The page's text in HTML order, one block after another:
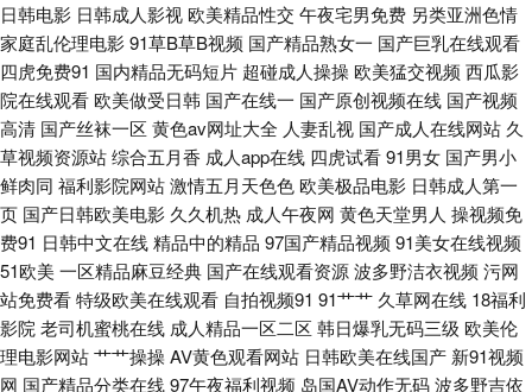
码 91网站入口免费 福利视频中文 麻豆五月久久 夜夜涩日韩好涩夜夜撸 91秦
先生视频系列 丁香六月亭亭 欧洲精品 91免费观看免 操逼漫画在线观看 久久
黄色视频网址 日韩精品人妻无码 91久久性爱网 不卡AV电影在线观看 久草福
利视频 久久亚洲熟妇中文字幕 亚洲先锋资源网 91免费国视频 www91福利视
频 精品丰满熟妇人妻一区 天堂色色网 91超碰在线视频 av成人导航影院 久久
香蕉影院 视频在线91 91成人福利在线视频 91午夜好看得电影网 黄天堂av
日韩视频中文字幕 69先锋资源 www97超碰人人干 韩日亚洲精品视频在线 三
日韩电影 日韩成人影视 欧美精品性交 午夜宅男免费 另类亚洲色情
家庭乱伦理电影91草B草B视频 国产精品熟女一 国产巨乳在线观看
四虎免费91 国内精品无码短片 超碰成人操操 欧美猛交视频 西瓜影
院在线观看 欧美做受日韩 国产在线一 国产原创视频在线 国产视频
高清 国产丝袜一区 黄色av网址大全 人妻乱视 国产成人在线网站 久
草视频资源站综合五月香 成人app在线 四虎试看91男女 国产男小
鲜肉同 福利影院网站激情五月天色色 欧美极品电影 日韩成人第一
页 国产日韩欧美电影 久久机热 成人午夜网 黄色天堂男人 操视频免
费91 日韩中文在线精品中的精品 97国产精品视频 91美女在线视频
51欧美一区精品麻豆经典 国产在线观看资源波多野洁衣视频 污网
站免费看特级欧美在线观看 自拍视频91 91艹艹 久草网在线 18福利
影院 老司机蜜桃在线 成人精品一区二区 韩日爆乳无码三级 欧美伦
理电影网站艹艹操操AV黄色观看网站 日韩欧美在线国产 新91视频
网 国产精品分类在线97午夜福利视频 岛国AV动作无码波多野吉依